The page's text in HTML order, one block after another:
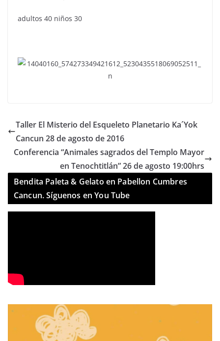
adultos 40 niños 30
Taller El Misterio del Esqueleto Planetario Ka´Yok
Cancun 28 de agosto de 2016
Conferencia “Animales sagrados del Templo Mayor
en Tenochtitlán” 26 de agosto 19:00hrs
Bendita Paleta & Gelato en Pabellon Cumbres
Cancun. Síguenos en You Tube